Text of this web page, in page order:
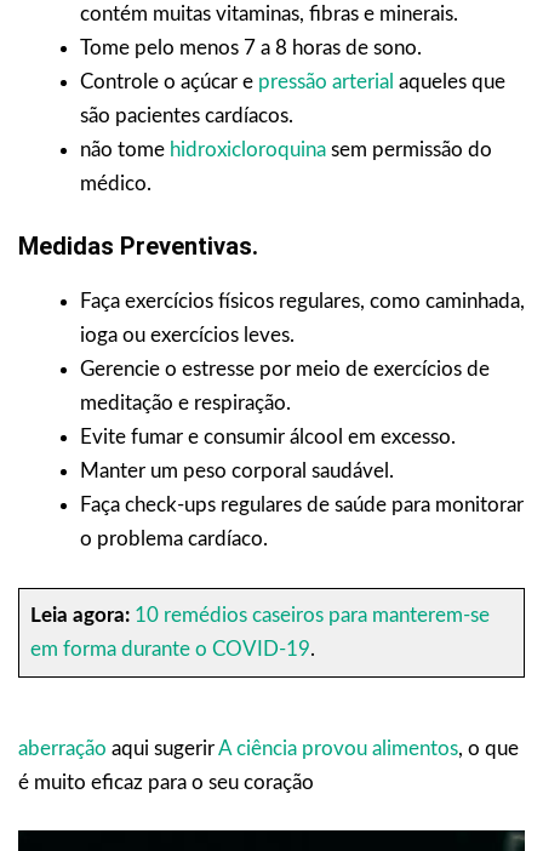
contém muitas vitaminas, fibras e minerais.
Tome pelo menos 7 a 8 horas de sono.
Controle o açúcar e pressão arterial aqueles que
são pacientes cardíacos.
não tome hidroxicloroquina sem permissão do
médico.
Medidas Preventivas.
Faça exercícios físicos regulares, como caminhada,
ioga ou exercícios leves.
Gerencie o estresse por meio de exercícios de
meditação e respiração.
Evite fumar e consumir álcool em excesso.
Manter um peso corporal saudável.
Faça check-ups regulares de saúde para monitorar
o problema cardíaco.
Leia agora: 10 remédios caseiros para manterem-se
em forma durante o COVID-19.
aberração aqui sugerirA ciência provou alimentos, o que
é muito eficaz para o seu coração